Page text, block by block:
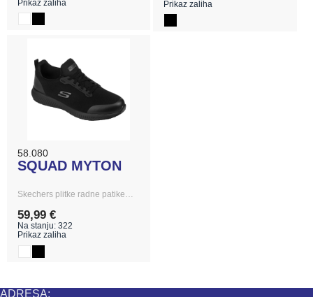
Prikaz zaliha Prikaz zaliha
58.080
SQUAD MYTON
Skechers plitke radne patike…
59,99 €
Na stanju: 322
Prikaz zaliha
ADRESA: